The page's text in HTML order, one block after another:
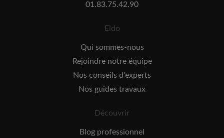
01.83.75.42.90
Eldo
Qui sommes-nous
Rejoindre notre équipe
Nos conseils d'experts
Nos guides travaux
Découvrir
Blog professionnel